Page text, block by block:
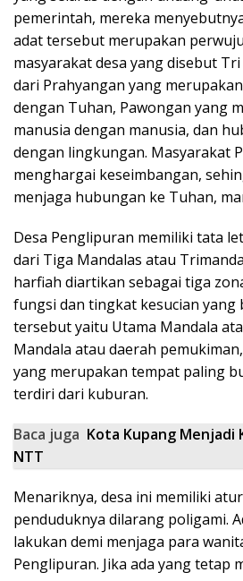
pemerintah, mereka menyebutnya
adat tersebut merupakan
masyarakat desa yang disebut
dari Prahyangan yang
dengan Tuhan, Pawongan yang
manusia dengan manusia, dan
dengan lingkungan. Masyarakat
menghargai keseimbangan,
menjaga hubungan ke Tuhan,
Desa Penglipuran memiliki tata
dari Tiga Mandalas atau
harfiah diartikan sebagai tiga
fungsi dan tingkat kesucian yang
tersebut yaitu Utama Mandala
Mandala atau daerah
yang merupakan tempat paling
terdiri dari kuburan.
Baca juga Kota Kupang Menjadi
NTT
Menariknya, desa ini memiliki
penduduknya dilarang poligami.
lakukan demi menjaga para
Penglipuran. Jika ada yang tetap